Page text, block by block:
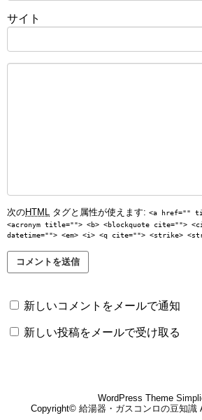
サイト
次のHTML タグと属性が使えます: <a href=""
<acronym title=""> <b> <blockquote cite="">
datetime=""> <em> <i> <q cite=""> <strike>
新しいコメントをメールで通知
新しい投稿をメールで受け取る
WordPress Theme
Copyright© 給湯器・ガスコンロの豆知識